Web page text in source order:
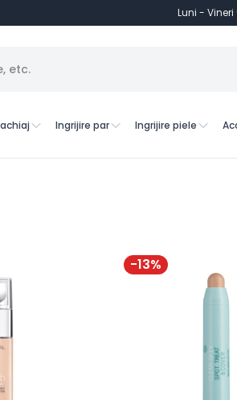
Luni - Vineri
Ingrijire par Ingrijire piele
-13%